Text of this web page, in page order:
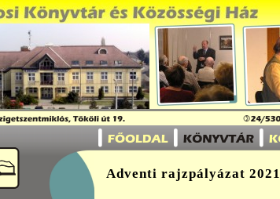
Adventi rajzpályázat 2021